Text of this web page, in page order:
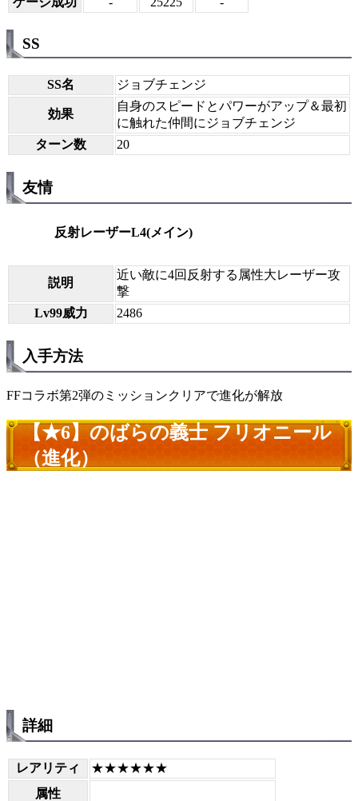
SS
SS名 ジョブチェンジ
効果
自身のスピードとパワーがアップ＆最初
に触れた仲間にジョブチェンジ
ターン数
20
友情
反射レーザーL4(メイン)
説明
近い敵に4回反射する属性大レーザー攻
撃
Lv99威力
2486
入手方法
FFコラボ第2弾のミッションクリアで進化が解放
【★6】のばらの義士 フリオニール
（進化）
詳細
レアリティ
★★★★★★
属性